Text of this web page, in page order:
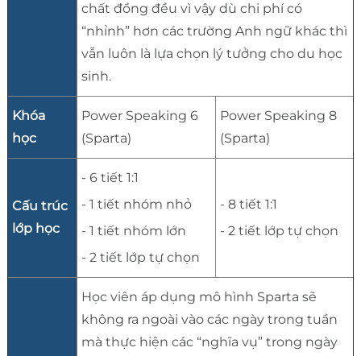
chất đồng đều vì vậy dù chi phí có
“nhỉnh” hơn các trường Anh ngữ khác thì
vẫn luôn là lựa chọn lý tưởng cho du học
sinh.
Khóa
học
Power Speaking 6
(Sparta)
Power Speaking 8
(Sparta)
Cấu trúc
lớp học
- 6 tiết 1:1
- 1 tiết nhóm nhỏ
- 1 tiết nhóm lớn
- 2 tiết lớp tự chọn
- 8 tiết 1:1
- 2 tiết lớp tự chọn
Học viên áp dụng mô hình Sparta sẽ
không ra ngoài vào các ngày trong tuần
mà thực hiện các “nghĩa vụ” trong ngày